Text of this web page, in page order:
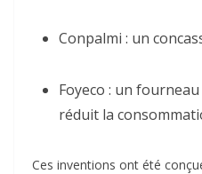
Conpalmi : un
Foyeco : un
réduit la
Ces inventions ont été